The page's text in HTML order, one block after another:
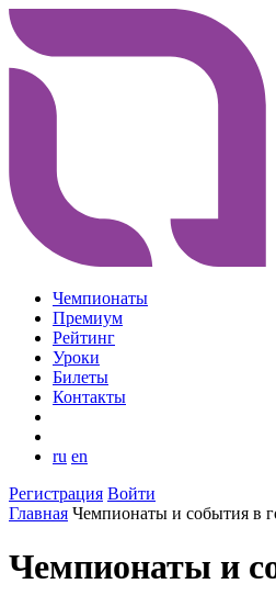
Чемпионаты
Премиум
Рейтинг
Уроки
Билеты
Контакты
ru en
Регистрация Войти
Главная Чемпионаты и события в
Чемпионаты и